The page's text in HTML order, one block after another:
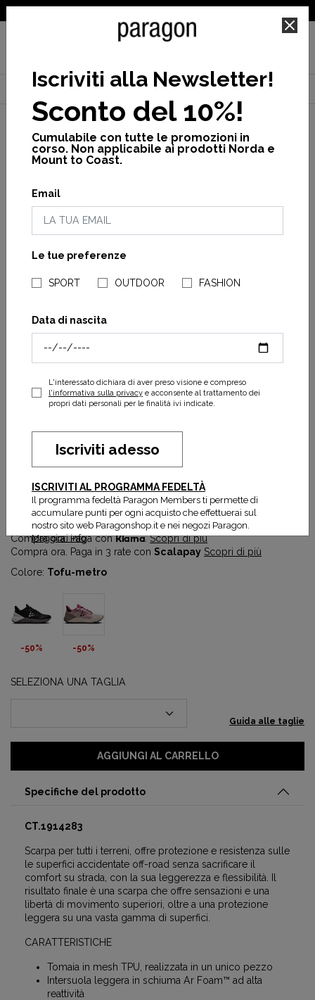
NEGOZI PARAGONSHOP
Home Donna Scarpe Nordic Nordic terrain w
Nordic Terrain W
90,00 € 180,00 €
Prezzo più basso degli ultimi 30 gg:90,00 €
Compra ora. Paga conKlarna.Scopri di più
Compra ora. Paga in 3 rate con Scalapay Scopri di più
Colore: Tofu-metro
-50% -50%
SELEZIONA UNA TAGLIA
Guida alle taglie
AGGIUNGI AL CARRELLO
Specifiche del prodotto
CT.1914283
Scarpa per tutti i terreni, offre protezione e resistenza sulle
le superfici accidentate off-road senza sacrificare il
comfort su strada, con la sua leggerezza e flessibilità. Il
risultato finale è una scarpa che offre sensazioni e una
libertà di movimento superiori, oltre a una protezione
leggera su una vasta gamma di superfici.
CARATTERISTICHE
Tomaia in mesh TPU, realizzata in un unico pezzo
Intersuola leggera in schiuma Ar Foam™ ad alta
reattività
Iscriviti alla Newsletter!
Sconto del 10%!
Cumulabile con tutte le promozioni in
corso. Non applicabile ai prodotti Norda e
Mount to Coast.
Email
Le tue preferenze
SPORT OUTDOOR FASHION
Data di nascita
L'interessato dichiara di aver preso visione e compreso
l'informativa sulla privacye acconsente al trattamento dei
propri dati personali per le finalità ivi indicate.
Iscriviti adesso
ISCRIVITI AL PROGRAMMA FEDELTÀ
Il programma fedeltà Paragon Members ti permette di
accumulare punti per ogni acquisto che effettuerai sul
nostro sito web Paragonshop.it e nei negozi Paragon.
Maggiori info